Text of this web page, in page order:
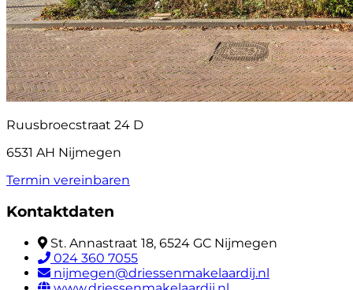
Ruusbroecstraat 24 D
6531 AH Nijmegen
Termin vereinbaren
Kontaktdaten
St. Annastraat 18, 6524 GC Nijmegen
024 360 7055
nijmegen@driessenmakelaardij.nl